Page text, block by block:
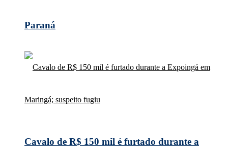
Paraná
Cavalo de R$ 150 mil é furtado durante a